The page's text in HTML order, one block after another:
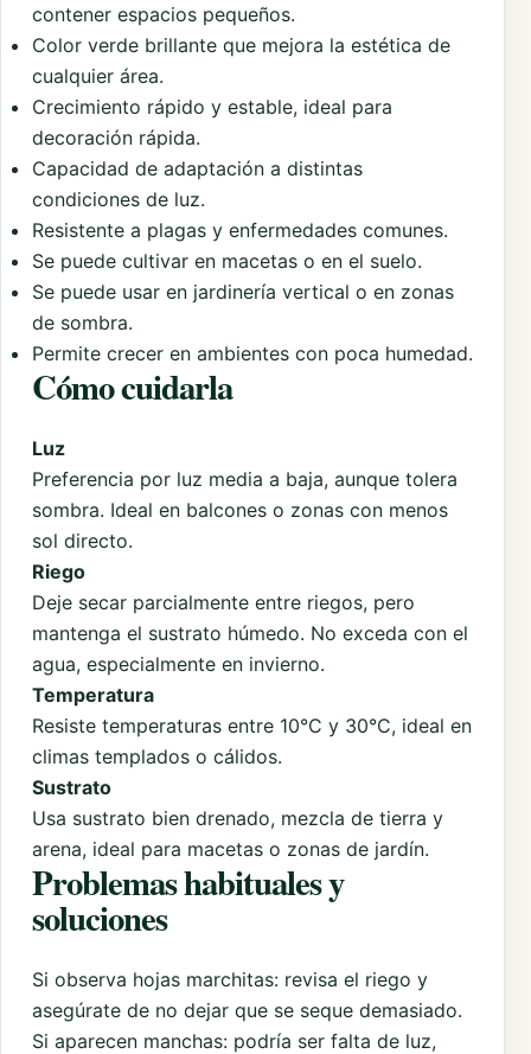
contener espacios pequeños.
Color verde brillante que mejora la estética de
cualquier área.
Crecimiento rápido y estable, ideal para
decoración rápida.
Capacidad de adaptación a distintas
condiciones de luz.
Resistente a plagas y enfermedades comunes.
Se puede cultivar en macetas o en el suelo.
Se puede usar en jardinería vertical o en zonas
de sombra.
Permite crecer en ambientes con poca humedad.
Cómo cuidarla
Luz
Preferencia por luz media a baja, aunque tolera
sombra. Ideal en balcones o zonas con menos
sol directo.
Riego
Deje secar parcialmente entre riegos, pero
mantenga el sustrato húmedo. No exceda con el
agua, especialmente en invierno.
Temperatura
Resiste temperaturas entre 10°C y 30°C, ideal en
climas templados o cálidos.
Sustrato
Usa sustrato bien drenado, mezcla de tierra y
arena, ideal para macetas o zonas de jardín.
Problemas habituales y
soluciones
Si observa hojas marchitas: revisa el riego y
asegúrate de no dejar que se seque demasiado.
Si aparecen manchas: podría ser falta de luz,